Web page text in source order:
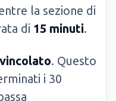
la sezione di
di 15 minuti.
. Questo
i 30